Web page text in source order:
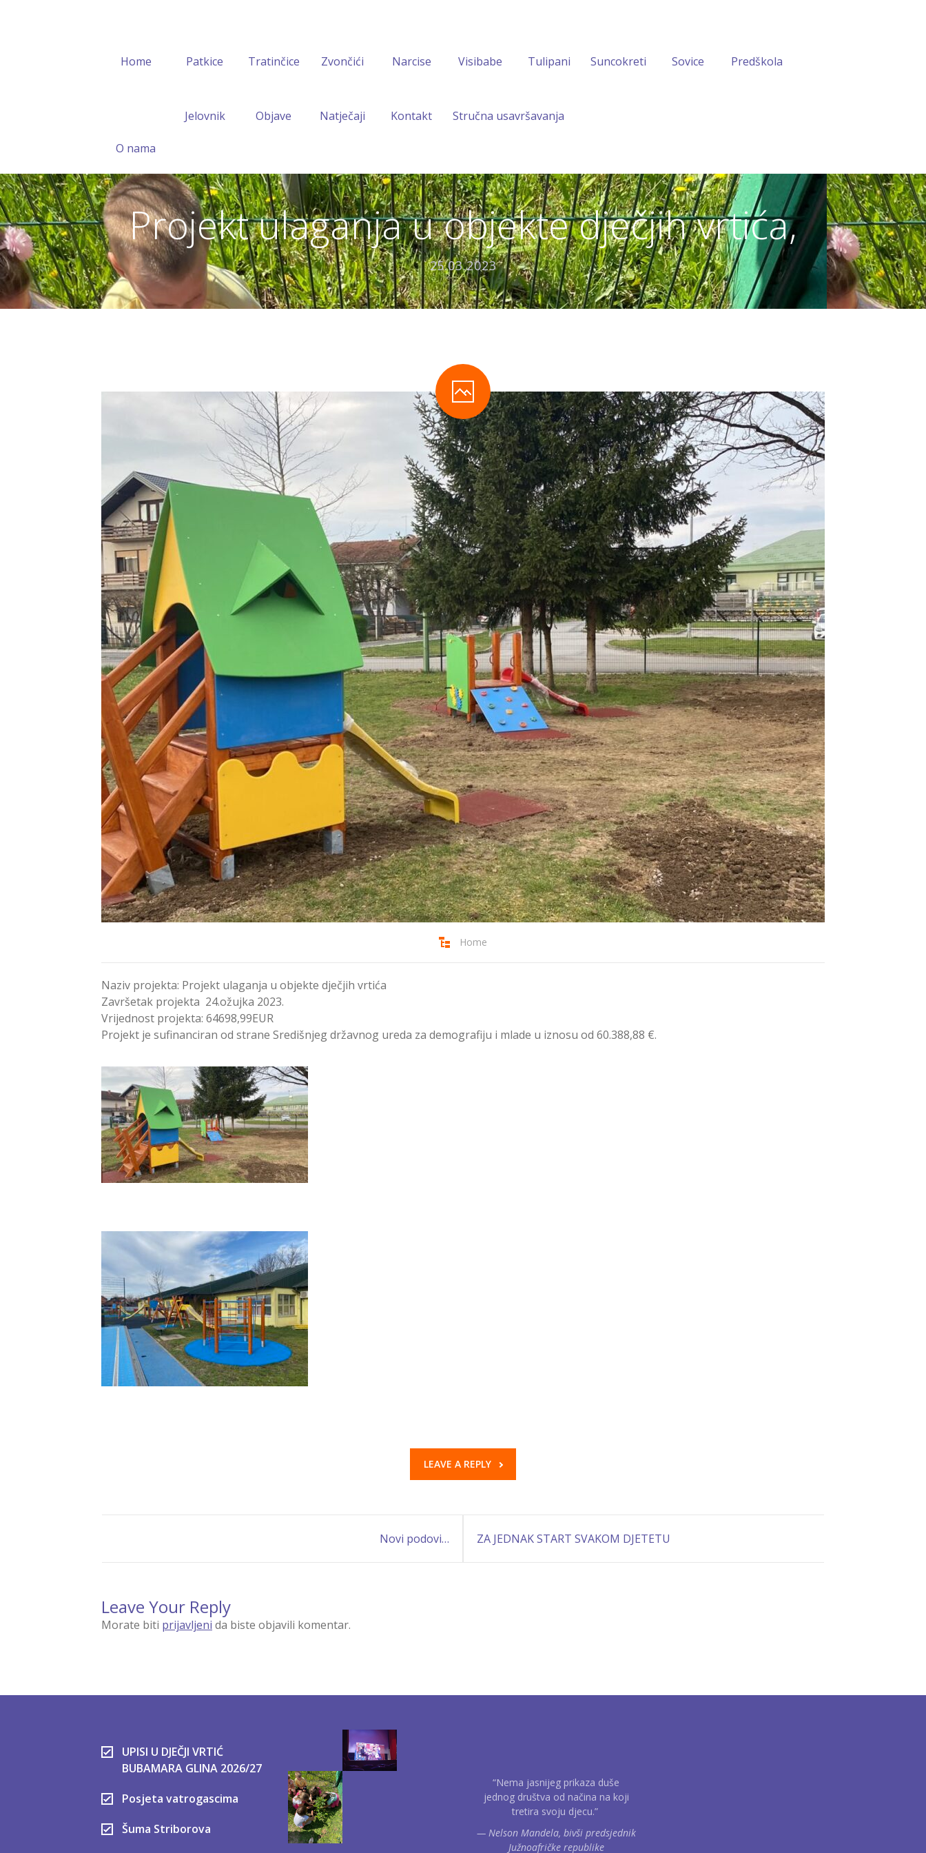
Home Patkice Tratinčice Zvončići Narcise Visibabe Tulipani Suncokreti Sovice Predškola
O nama
Jelovnik Objave Natječaji Kontakt Stručna usavršavanja
Projekt ulaganja u objekte dječjih vrtića,
25.03.2023
Home
Naziv projekta: Projekt ulaganja u objekte dječjih vrtića
Završetak projekta 24.ožujka 2023.
Vrijednost projekta: 64698,99EUR
Projekt je sufinanciran od strane Središnjeg državnog ureda za demografiju i mlade u iznosu od 60.388,88 €.
LEAVE A REPLY
Novi podovi… ZA JEDNAK START SVAKOM DJETETU
Leave Your Reply
Morate biti prijavljeni da biste objavili komentar.
UPISI U DJEČJI VRTIĆ
BUBAMARA GLINA 2026/27
Posjeta vatrogascima
Šuma Striborova
“Nema jasnijeg prikaza duše
jednog društva od načina na koji
tretira svoju djecu.”
— Nelson Mandela, bivši predsjednik
Južnoafričke republike